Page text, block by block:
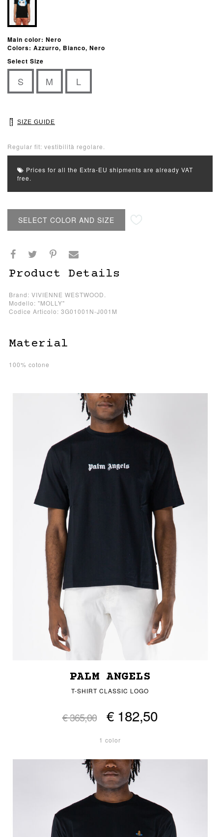
Main color: Nero
Colors: Azzurro, Bianco, Nero
Select Size
S M L
SIZE GUIDE
Regular fit: vestibilità regolare.
Prices for all the Extra-EU shipments are already VAT
free.
SELECT COLOR AND SIZE
Product Details
Brand: VIVIENNE WESTWOOD.
Modello: "MOLLY"
Codice Articolo: 3G01001N-J001M
Material
100% cotone
PALM ANGELS
T-SHIRT CLASSIC LOGO
€ 365,00 € 182,50
1 color